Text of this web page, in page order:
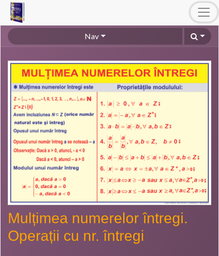
Nav
Mulțimea numerelor întregi.
Operații cu nr. întregi